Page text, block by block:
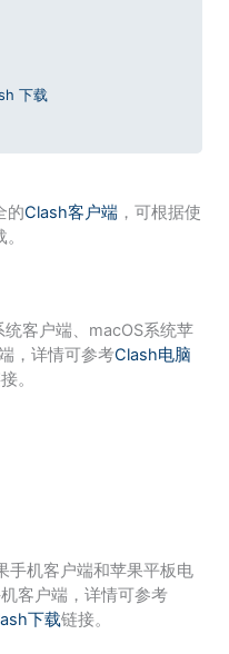
下载
的Clash客户端，可根据使
客户端、macOS系统苹
，详情可参考Clash电脑
。
手机客户端和苹果平板电
客户端，详情可参考
下载链接。